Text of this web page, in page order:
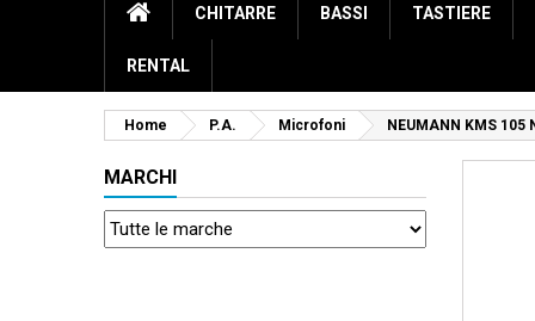
CHITARRE BASSI TASTIERE
RENTAL
Home P.A. Microfoni NEUMANN KMS 105
MARCHI